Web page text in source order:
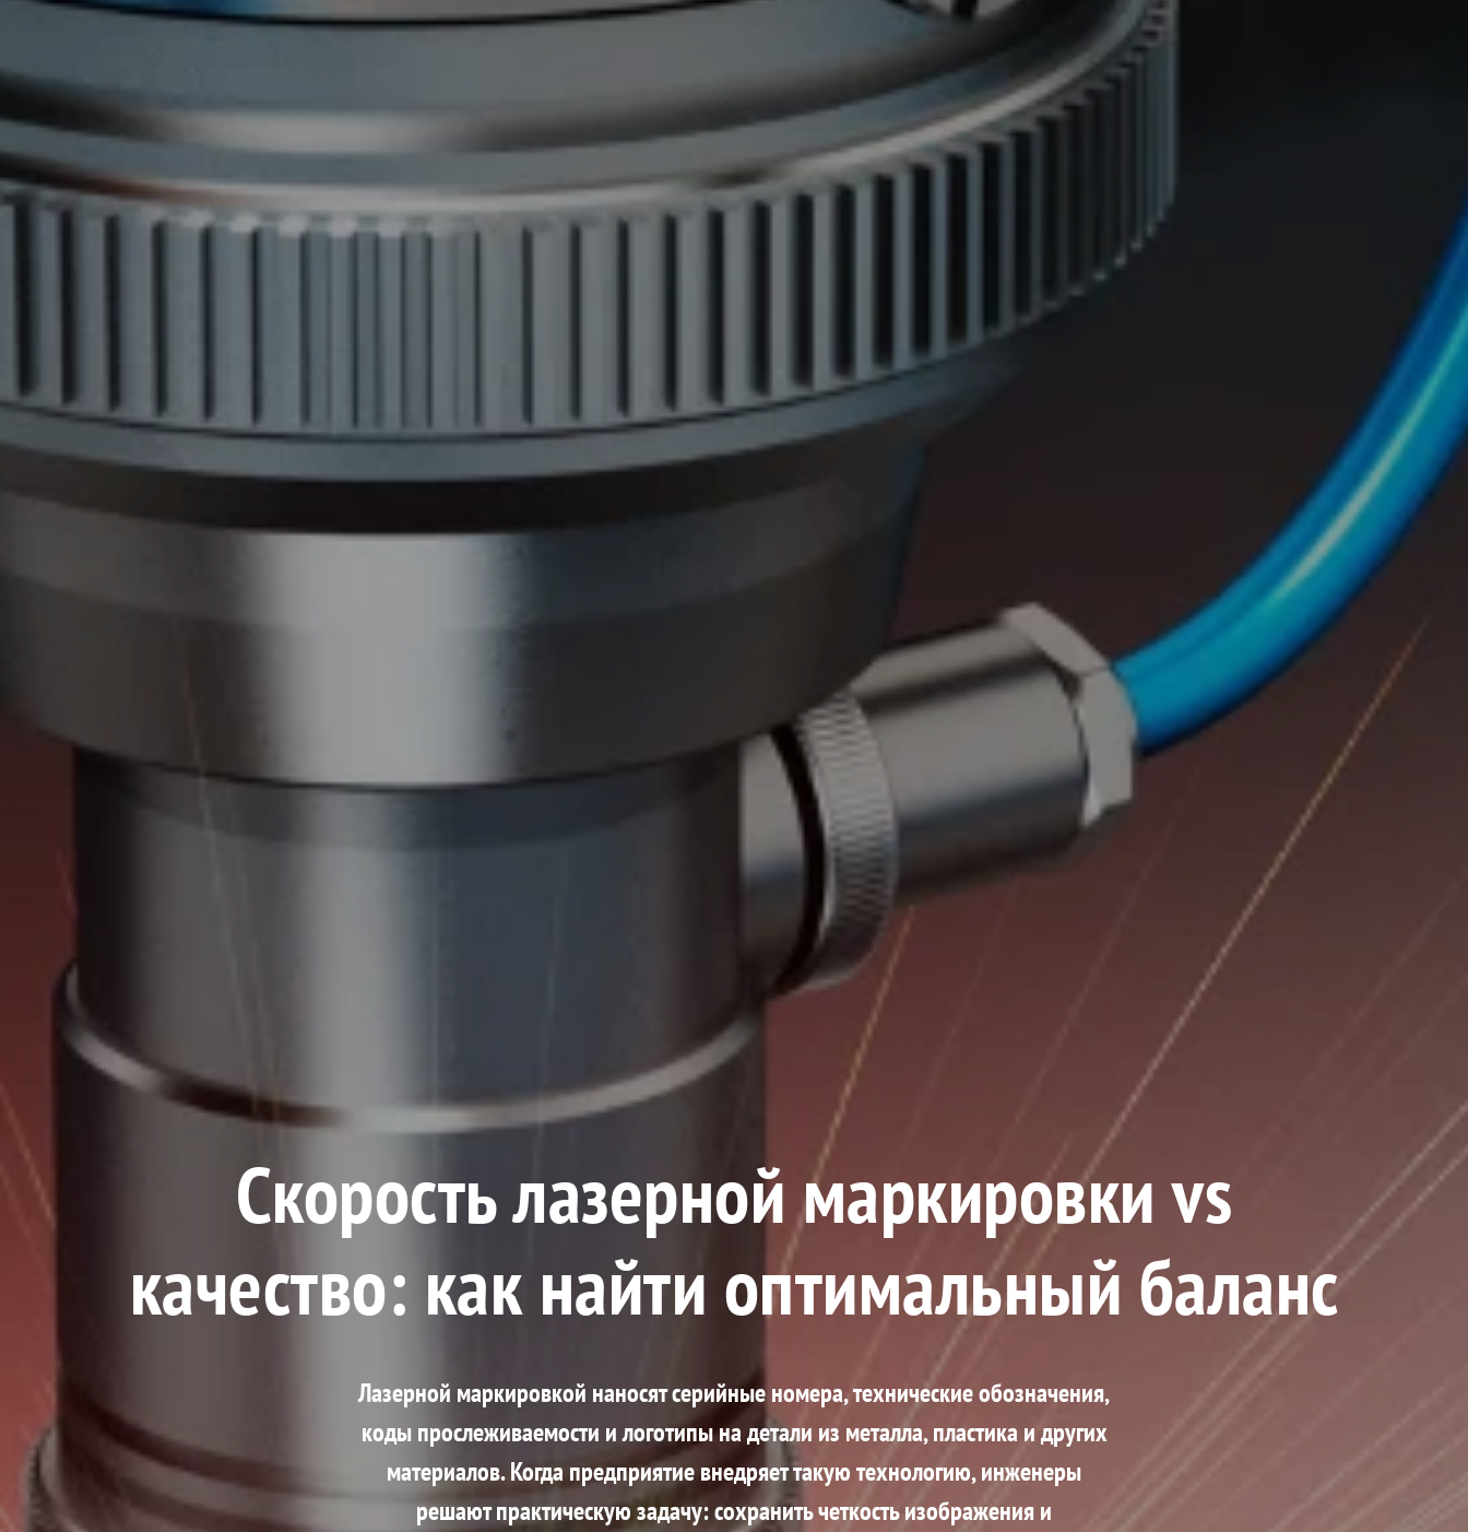
Скорость лазерной маркировки vs
качество: как найти оптимальный баланс
Лазерной маркировкой наносят серийные номера, технические обозначения,
коды прослеживаемости и логотипы на детали из металла, пластика и других
материалов. Когда предприятие внедряет такую технологию, инженеры
решают практическую задачу: сохранить четкость изображения и